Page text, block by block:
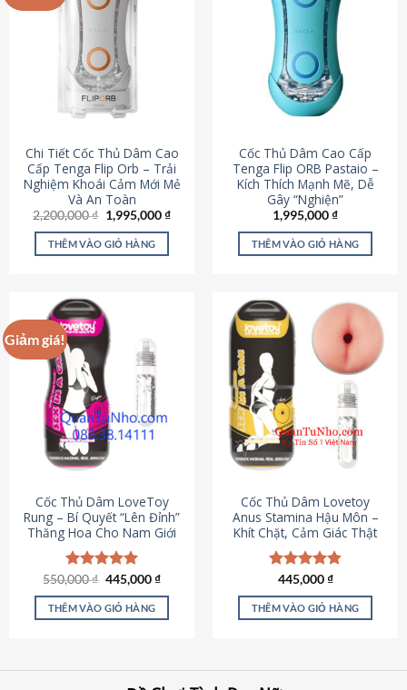
Chi Tiết Cốc Thủ Dâm Cao
Cấp Tenga Flip Orb – Trải
Nghiệm Khoái Cảm Mới Mẻ
Và An Toàn
2,200,000₫ Giá
gốc
là:
2,200,000 ₫.
1,995,000₫Giá
THÊM VÀO GIỎ HÀNG
Cốc Thủ Dâm Cao Cấp
Tenga Flip ORB Pastaio –
Kích Thích Mạnh Mẽ, Dễ
Gây “Nghiện”
1,995,000₫
THÊM VÀO GIỎ HÀNG
Giảm giá!
Cốc Thủ Dâm LoveToy
Rung – Bí Quyết “Lên Đỉnh”
Thăng Hoa Cho Nam Giới
Được xếp
hạng5.00
5 sao
550,000₫ Giá
là:
550,000 ₫.
445,000₫Giá
tại
THÊM VÀO GIỎ HÀNG
Cốc Thủ Dâm Lovetoy
Anus Stamina Hậu Môn –
Khít Chặt, Cảm Giác Thật
Được xếp
hạng4.84
5 sao
445,000₫
THÊM VÀO GIỎ HÀNG